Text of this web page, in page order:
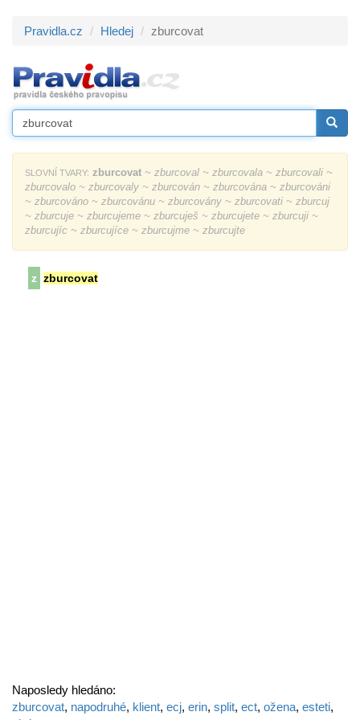
Pravidla.cz Hledej zburcovat
SLOVNÍ TVARY: zburcovat ~ zburcoval ~ zburcovala ~ zburcovali ~
zburcovalo ~ zburcovaly ~ zburcován ~ zburcována ~ zburcováni
~ zburcováno ~ zburcovánu ~ zburcovány ~ zburcovati ~ zburcuj
~ zburcuje ~ zburcujeme ~ zburcuješ ~ zburcujete ~ zburcuji ~
zburcujíc ~ zburcujíce ~ zburcujme ~ zburcujte
z zburcovat
Naposledy hledáno:
zburcovat, napodruhé, klient, ecj, erin, split, ect, ožena, esteti,